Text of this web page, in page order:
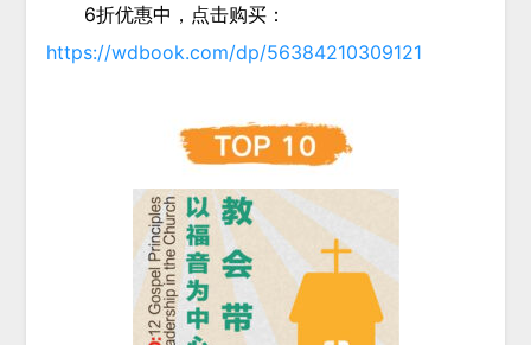
6折优惠中，点击购买：
https://wdbook.com/dp/56384210309121